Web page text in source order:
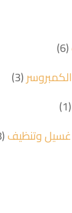
(6)
(3)
(1)
وتنظيف(8)